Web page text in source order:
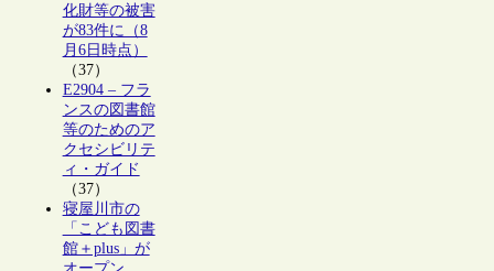
化財等の被害
が83件に（8
月6日時点）
（37）
E2904 – フラ
ンスの図書館
等のためのア
クセシビリテ
ィ・ガイド
（37）
寝屋川市の
「こども図書
館＋plus」が